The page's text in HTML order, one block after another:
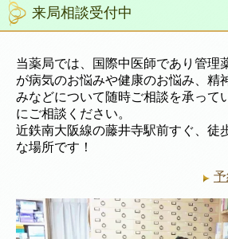
来局相談受付中
当薬局では、国際中医師であり管理
が病気のお悩みや健康のお悩み、精
みなどについて随時ご相談を承って
にご相談ください。
近鉄南大阪線の藤井寺駅前すぐ、徒
な場所です！